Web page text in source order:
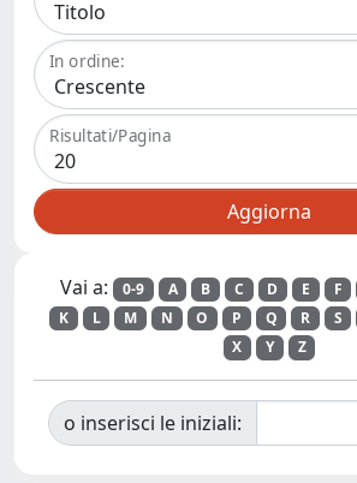
In ordine:
Risultati/Pagina
Vai a: 0-9 A B C D E F
K
L M N O P Q R S
X
Y Z
o inserisci le iniziali: